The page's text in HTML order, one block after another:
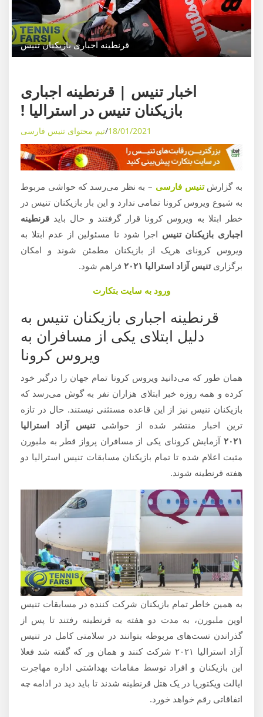
و
ز
قرنطینه اجباری بازیکنان تنیس
اخبار تنیس | قرنطینه اجباری
بازیکنان تنیس در استرالیا !
18/01/2021 تیم محتوای تنیس فارسی
به گزارشتنیس فارسی – به نظر می‌رسد که حواشی مربوط
به شیوع ویروس کرونا تمامی ندارد و این بار بازیکنان تنیس در
خطر ابتلا به ویروس کرونا قرار گرفتند و حال باید قرنطینه
اجباری بازیکنان تنیس اجرا شود تا مسئولین از عدم ابتلا به
ویروس کرونای هریک از بازیکنان مطمئن شوند و امکان
برگزاریتنیس آزاد استرالیا ۲۰۲۱ فراهم شود.
ورود به سایت بتکارت
قرنطینه اجباری بازیکنان تنیس به
دلیل ابتلای یکی از مسافران به
ویروس کرونا
همان طور که می‌دانید ویروس کرونا تمام جهان را درگیر خود
کرده و همه روزه خبر ابتلای هزاران نفر به گوش می‌رسد که
بازیکنان تنیس نیز از این قاعده مستثنی نیستند. حال در تازه
ترین اخبار منتشر شده از حواشیتنیس آزاد استرالیا
۲۰۲۱ آزمایش کرونای یکی از مسافران پرواز قطر به ملبورن
مثبت اعلام شده تا تمام بازیکنان مسابقات تنیس استرالیا دو
هفته قرنطینه شوند.
به همین خاطر تمام بازیکنان شرکت کننده در مسابقات تنیس
اوپن ملبورن، به مدت دو هفته به قرنطینه رفتند تا پس از
گذراندن تست‌های مربوطه بتوانند در سلامتی کامل در تنیس
آزاد استرالیا ۲۰۲۱ شرکت کنند و همان ور که گفته شد فعلا
این بازیکنان و افراد توسط مقامات بهداشتی اداره مهاجرت
ایالت ویکتوریا در یک هتل قرنطینه شدند تا باید دید در ادامه چه
اتفاقاتی رقم خواهد خورد.